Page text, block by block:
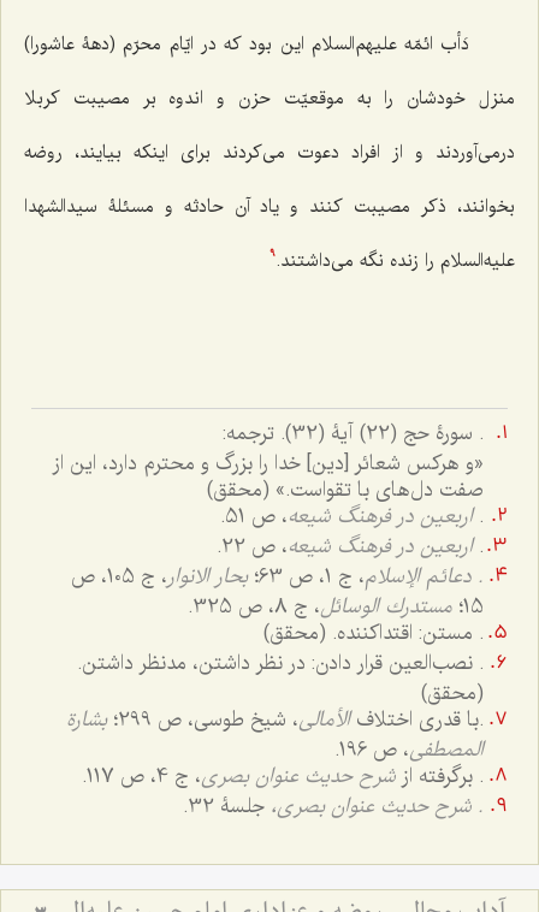
دَأب ائمّه علیهم‌السلام اين بود كه در ايّام محرّم (دهۀ عاشورا)
منزل خودشان را به موقعيّت حزن و اندوه بر مصيبت كربلا
درمى‌آوردند و از افراد دعوت مى‌كردند براى اينكه بيايند، روضه
بخوانند، ذكر مصيبت كنند و ياد آن حادثه و مسئلۀ سيدالشهدا
عليه‌السلام را زنده نگه‌ مى‌‌داشتند.9
. سورۀ حج (22) آیۀ (32). ترجمه:
«و هرکس شعائر [دین] خدا را بزرگ و محترم دارد، این از
صفت دل‌های با تقواست.» (محقق)
.اربعین در فرهنگ شیعه، ص 51.
.اربعین در فرهنگ شیعه، ص 22.
. دعائم الإسلام، ج ‌1، ص 63؛ بحار الانوار
، ج 105، ص
15؛ مستدرك الوسائل، ج 8، ص 325.
. مستن: اقتداکننده. (محقق)
. نصب‌العین قرار دادن: در نظر داشتن، مدنظر داشتن.
(محقق)
.با قدری اختلافالأمالی، شیخ طوسی، ص 299؛
بشارة
المصطفى، ص 196.
. برگرفته از شرح حدیث عنوان بصری، ج 4، ص 117.
. شرح حدیث عنوان بصری، جلسۀ 32.